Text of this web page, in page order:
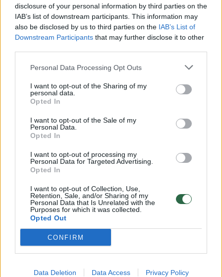
disclosure of your personal information by third parties on the
IAB’s list of downstream participants. This information may
also be disclosed by us to third parties on the IAB’s List of
Downstream Participants that may further disclose it to other
Personal Data Processing Opt Outs
I want to opt-out of the Sharing of my
personal data.
Opted In
I want to opt-out of the Sale of my
Personal Data.
Opted In
I want to opt-out of processing my
Personal Data for Targeted Advertising.
Opted In
I want to opt-out of Collection, Use,
Retention, Sale, and/or Sharing of my
Personal Data that Is Unrelated with the
Purposes for which it was collected.
Opted Out
CONFIRM
Data Deletion Data Access Privacy Policy
2026 m. rugpjūčio 5 d. 14:32
atrankos lange Lietuvos vyrų krepšinio
rinktinės trenerių štabui talkins žinomas
JAV krepšinio specialistas Billas
Petersonas. Patyrusio trenerio patarimai
krepšinio ekipoje, kurios pagrindą sudarys
jaunieji NCAA bei LKL talentai.